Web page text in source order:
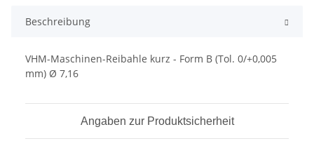
Beschreibung
VHM-Maschinen-Reibahle kurz - Form B (Tol. 0/+0,005
mm) Ø 7,16
Angaben zur Produktsicherheit